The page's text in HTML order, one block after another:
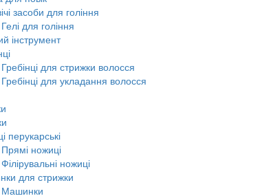
засоби для гоління
Гелі для гоління
інструмент
Гребінці для стрижки волосся
Гребінці для укладання волосся
перукарські
Прямі ножиці
Філірувальні ножиці
для стрижки
Машинки